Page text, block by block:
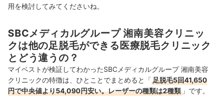
用を検討してみてくださいね。
SBCメディカルグループ 湘南美容クリニッ
クは他の足脱毛ができる医療脱毛クリニック
とどう違うの？
マイベストが検証してわかったSBCメディカルグループ 湘南美容
クリニックの特徴は、ひとことでまとめると「足脱毛5回41,650
円で中央値より54,090円安い。レーザーの種類は2種類 」です。